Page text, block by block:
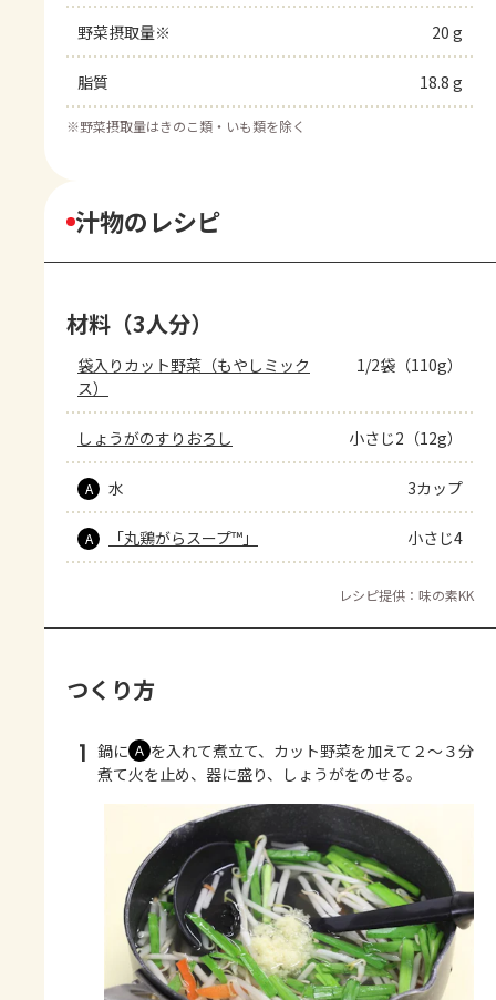
野菜摂取量※ 20 g
脂質 18.8 g
※野菜摂取量はきのこ類・いも類を除く
汁物のレシピ
材料（3人分）
袋入りカット野菜（もやしミック
ス）
1/2袋（110g）
しょうがのすりおろし 小さじ2（12g）
A 水 3カップ
A 「丸鶏がらスープ™」 小さじ4
レシピ提供：味の素KK
つくり方
1 鍋に Ａ を入れて煮立て、カット野菜を加えて２～３分
煮て火を止め、器に盛り、しょうがをのせる。